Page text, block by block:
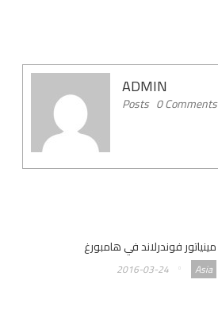
ADMIN
0 Comments
مينياتور فوندرلاند في هامبورغ
Asia
2016-03-24